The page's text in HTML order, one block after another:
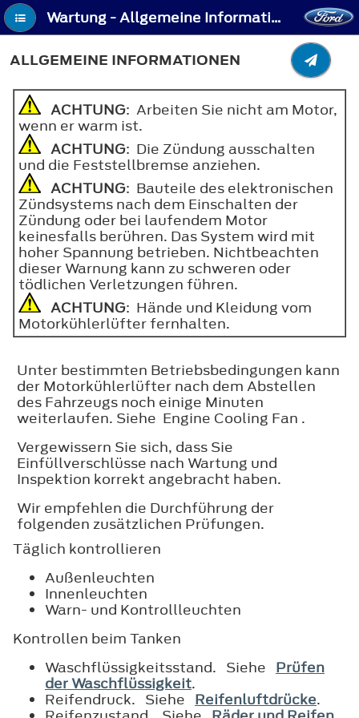
Wartung - Allgemeine Informationen
ALLGEMEINE INFORMATIONEN
ACHTUNG: Arbeiten Sie nicht am Motor,
wenn er warm ist.
ACHTUNG: Die Zündung ausschalten
und die Feststellbremse anziehen.
ACHTUNG: Bauteile des elektronischen
Zündsystems nach dem Einschalten der
Zündung oder bei laufendem Motor
keinesfalls berühren. Das System wird mit
hoher Spannung betrieben. Nichtbeachten
dieser Warnung kann zu schweren oder
tödlichen Verletzungen führen.
ACHTUNG: Hände und Kleidung vom
Motorkühlerlüfter fernhalten.
Unter bestimmten Betriebsbedingungen kann
der Motorkühlerlüfter nach dem Abstellen
des Fahrzeugs noch einige Minuten
weiterlaufen. Siehe Engine Cooling Fan .
Vergewissern Sie sich, dass Sie
Einfüllverschlüsse nach Wartung und
Inspektion korrekt angebracht haben.
Wir empfehlen die Durchführung der
folgenden zusätzlichen Prüfungen.
Täglich kontrollieren
Außenleuchten
Innenleuchten
Warn- und Kontrollleuchten
Kontrollen beim Tanken
Waschflüssigkeitsstand. Siehe Prüfen
der Waschflüssigkeit.
Reifendruck. Siehe Reifenluftdrücke.